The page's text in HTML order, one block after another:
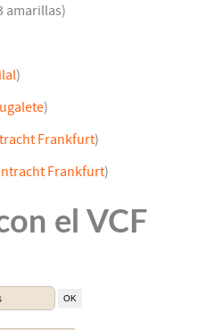
amarillas)
)
)
Frankfurt)
Frankfurt)
el VCF